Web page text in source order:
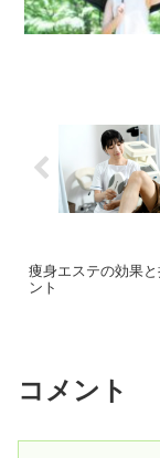
痩身エステの効果
ント
コメント